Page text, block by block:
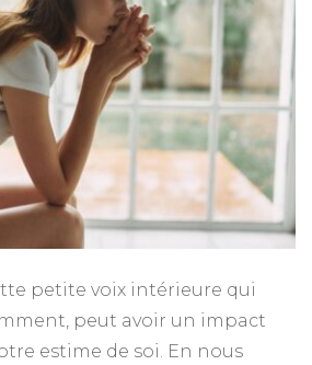
petite voix intérieure qui
peut avoir un impact
estime de soi. En nous